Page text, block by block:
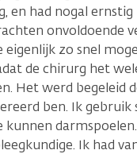
en had nogal ernstig
onvoldoende
eigenlijk zo snel
de chirurg het
Het werd begeleid
ben. Ik gebruik
Ik had